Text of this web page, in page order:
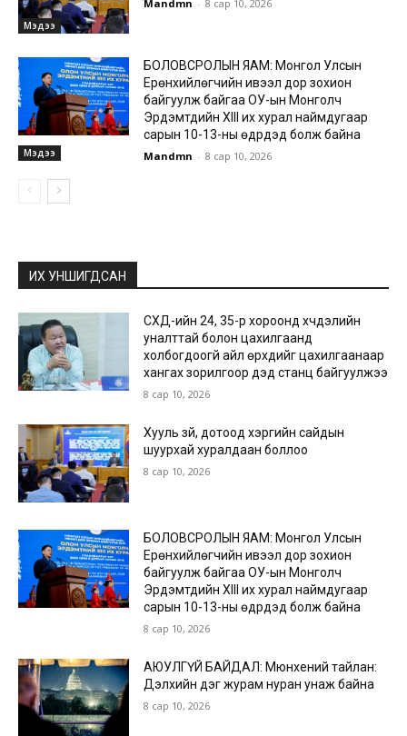
Мэдээ
Mandmn - 8 сар 10, 2026
Мэдээ
БОЛОВСРОЛЫН ЯАМ: Монгол Улсын
Ерөнхийлөгчийн ивээл дор зохион
байгуулж байгаа ОУ-ын Монголч
Эрдэмтдийн XIII их хурал наймдугаар
сарын 10-13-ны өдрүүдэд болж байна
Mandmn - 8 сар 10, 2026
ИХ УНШИГДСАН
СХД-ийн 24, 35-р хороонд хүчдэлийн
уналттай болон цахилгаанд
холбогдоогүй айл өрхүүдийг цахилгаанаар
хангах зорилгоор дэд станц байгуулжээ
8 сар 10, 2026
Хууль зүй, дотоод хэргийн сайдын
шуурхай хуралдаан боллоо
8 сар 10, 2026
БОЛОВСРОЛЫН ЯАМ: Монгол Улсын
Ерөнхийлөгчийн ивээл дор зохион
байгуулж байгаа ОУ-ын Монголч
Эрдэмтдийн XIII их хурал наймдугаар
сарын 10-13-ны өдрүүдэд болж байна
8 сар 10, 2026
АЮУЛГҮЙ БАЙДАЛ: Мюнхений тайлан:
Дэлхийн дэг журам нуран унаж байна
8 сар 10, 2026